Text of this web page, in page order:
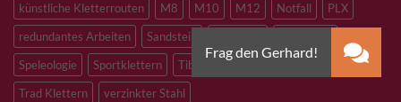
künstliche Kletterrouten
M8 M10 M12 Notfall
PLX
redundantes Arbeiten
Sandstein
Speleologie
Sportklettern Tibetan Bridge
Trad Klettern
verzinkter Stahl